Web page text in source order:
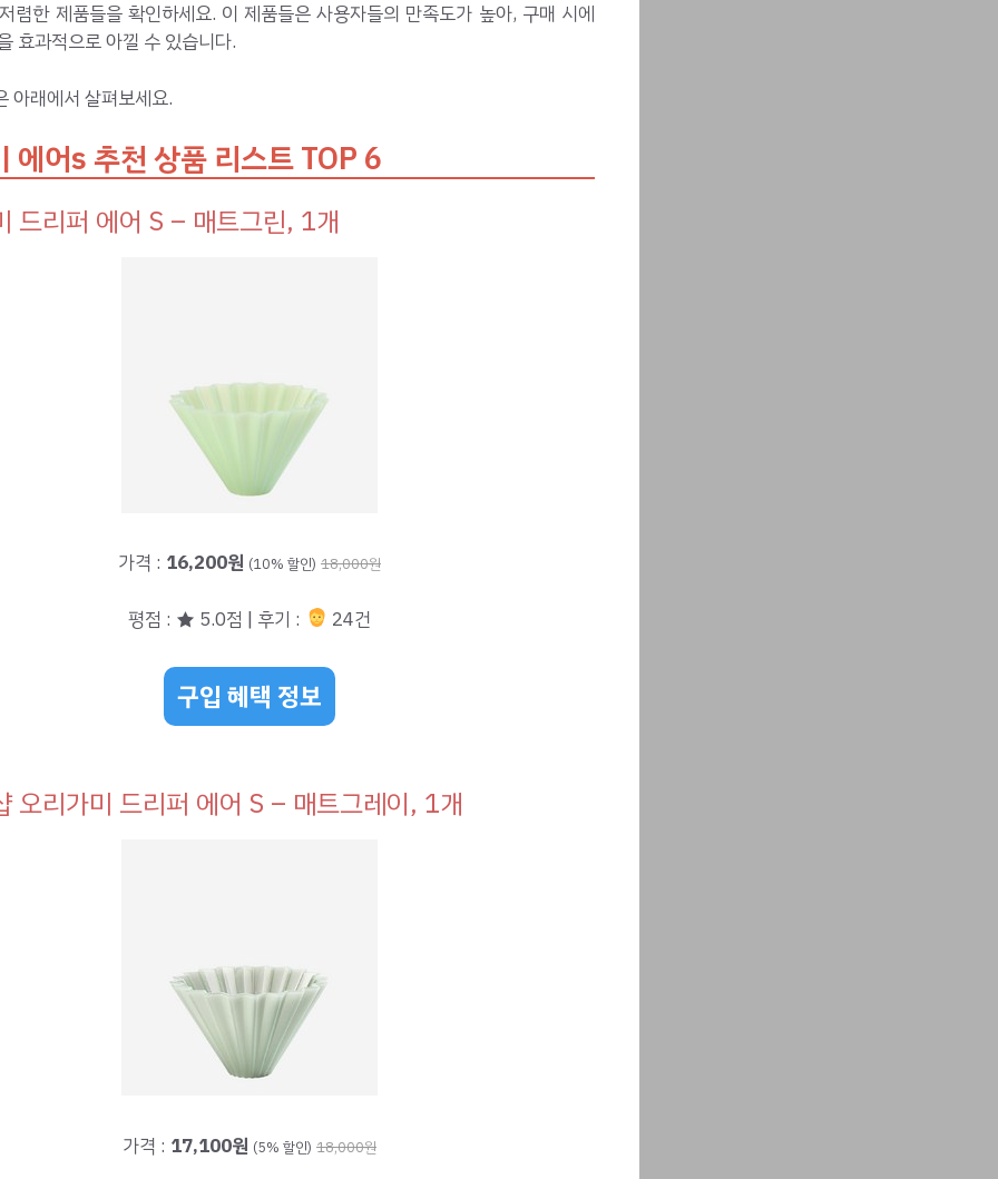
렴한 제품들을 확인하세요. 이 제품들은 사용자들의 만족도가 높아, 구매 시에
효과적으로 아낄 수 있습니다.
아래에서 살펴보세요.
에어s 추천 상품 리스트 TOP 6
드리퍼 에어 S – 매트그린, 1개
가격 : 16,200원 (10% 할인) 18,000원
평점 : ★ 5.0점 | 후기 : 24건
구입 혜택 정보
오리가미 드리퍼 에어 S – 매트그레이, 1개
가격 : 17,100원 (5% 할인) 18,000원